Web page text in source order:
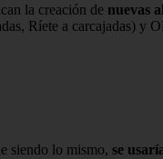
la creación de nuevas
Ríete a carcajadas) y
siendo lo mismo, se